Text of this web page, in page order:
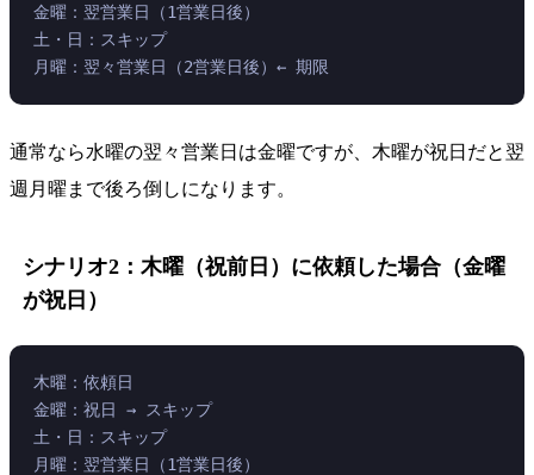
金曜：翌営業日（1営業日後）
土・日：スキップ
月曜：翌々営業日（2営業日後）← 期限
通常なら水曜の翌々営業日は金曜ですが、木曜が祝日だと翌
週月曜まで後ろ倒しになります。
シナリオ2：木曜（祝前日）に依頼した場合（金曜
が祝日）
木曜：依頼日
金曜：祝日 → スキップ
土・日：スキップ
月曜：翌営業日（1営業日後）